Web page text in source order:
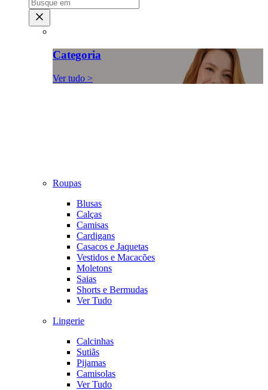
Categoria
Ver tudo >
Roupas
Blusas
Calças
Camisas
Cardigans
Casacos e Jaquetas
Vestidos e Macacões
Moletons
Saias
Shorts e Bermudas
Ver Tudo
Lingerie
Calcinhas
Sutiãs
Pijamas
Camisolas
Ver Tudo